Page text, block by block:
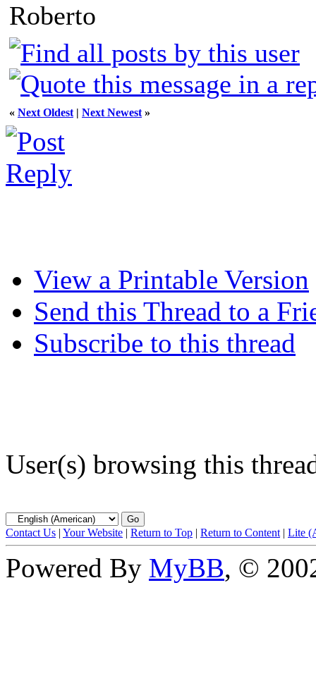
Roberto
« Next Oldest | Next Newest »
View a Printable Version
Send this Thread to a
Subscribe to this thread
User(s) browsing this
Contact Us | Your Website | Return to Top | Return to Content | Lite
Powered By MyBB, ©